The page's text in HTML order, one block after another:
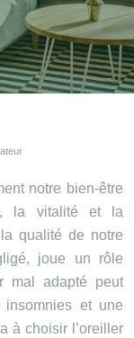
notre bien-être
la vitalité et la
qualité de notre
joue un rôle
mal adapté peut
insomnies et une
à choisir l’oreiller